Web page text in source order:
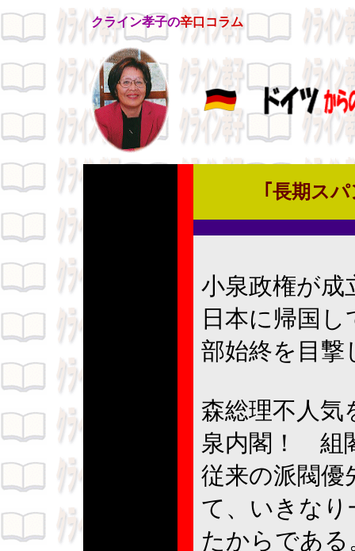
クライン孝子の辛口コラム
｢長期ス
小泉政権が成
日本に帰国
部始終を目撃
森総理不人気
泉内閣！ 組
従来の派閥優
て、いきな
たからであ